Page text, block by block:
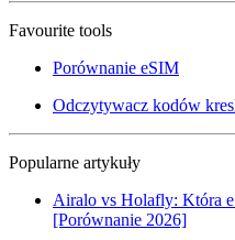
Favourite tools
Porównanie eSIM
Odczytywacz kodów
Popularne artykuły
Airalo vs Holafly: Która
[Porównanie 2026]